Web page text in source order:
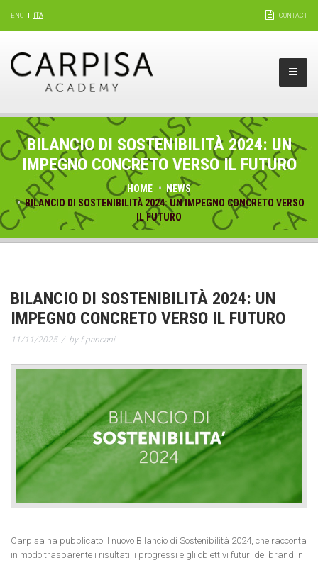
ENG ITA CONTACT
BILANCIO DI SOSTENIBILITÀ 2024: UN
IMPEGNO CONCRETO VERSO IL FUTURO
HOME
NEWS
BILANCIO DI SOSTENIBILITÀ 2024: UN IMPEGNO CONCRETO VERSO
IL FUTURO
BILANCIO DI SOSTENIBILITÀ 2024: UN
IMPEGNO CONCRETO VERSO IL FUTURO
11/11/2025 by f.pancani
Carpisa ha pubblicato il nuovo Bilancio di Sostenibilità 2024, che racconta
in modo trasparente i risultati, i progressi e gli obiettivi futuri del brand in